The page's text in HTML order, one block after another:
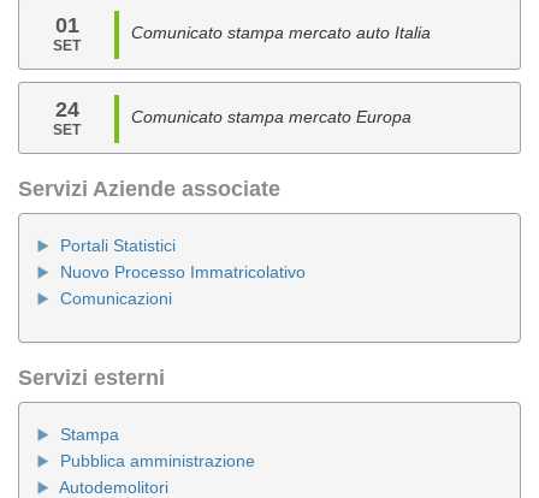
01
SET
Comunicato stampa mercato auto Italia
24
SET
Comunicato stampa mercato Europa
Servizi Aziende associate
Portali Statistici
Nuovo Processo Immatricolativo
Comunicazioni
Servizi esterni
Stampa
Pubblica amministrazione
Autodemolitori